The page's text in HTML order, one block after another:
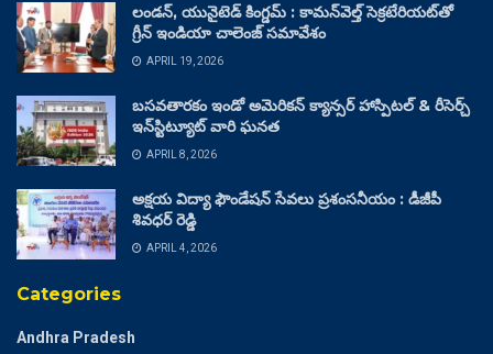
లండన్, యునైటెడ్ కింగ్డమ్ : కామన్‌వెల్త్ సెక్రటేరియట్‌తో
గ్రీన్ ఇండియా చాలెంజ్ సమావేశం
APRIL 19, 2026
బసవతారకం ఇండో అమెరికన్ క్యాన్సర్ హాస్పిటల్ & రీసెర్చ్
ఇన్‌స్టిట్యూట్ వారి ఘనత
APRIL 8, 2026
అక్షయ విద్యా ఫౌండేషన్ సేవలు ప్రశంసనీయం : డీజీపీ
శివధర్ రెడ్డి
APRIL 4, 2026
Categories
Andhra Pradesh